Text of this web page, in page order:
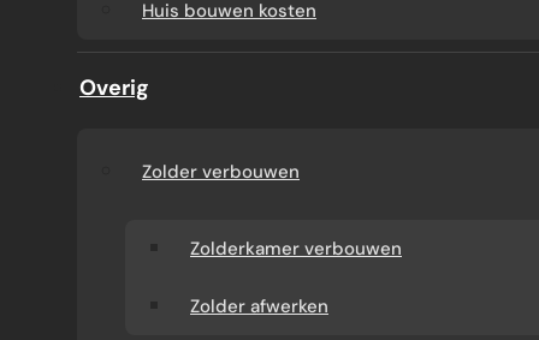
Huis bouwen kosten
Overig
Zolder verbouwen
Zolderkamer verbouwen
Zolder afwerken